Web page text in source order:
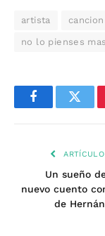
artista cancion
no lo pienses mas
Facebook
Un sueño
nuevo cuento
de